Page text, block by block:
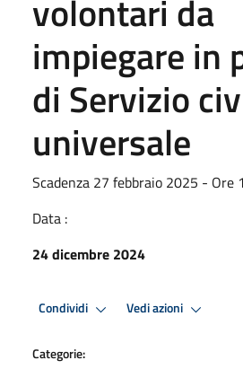
volontari da
impiegare in
di Servizio
universale
Scadenza 27 febbraio 2025 - Ore
Data :
24 dicembre 2024
Condividi Vedi azioni
Categorie: